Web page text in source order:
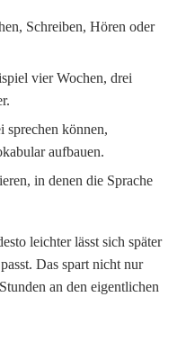
Schreiben, Hören oder
vier Wochen, drei
sprechen können,
aufbauen.
in denen die Sprache
leichter lässt sich später
Das spart nicht nur
an den eigentlichen